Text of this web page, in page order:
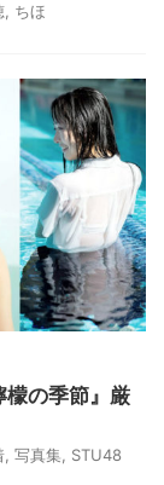
ちほ
の季節』厳
写真集 STU48